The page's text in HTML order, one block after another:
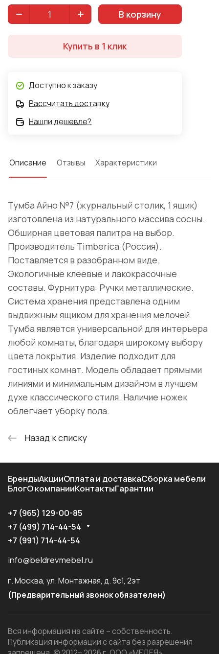
В корзину
Купить в 1 клик
Доступно к заказу
Рассчитать доставку
Нашли дешевле?
Описание Отзывы Характеристики
Тумба Айно №7 (журнальный столик, 1 ящик)
изготовлена из натурального массива сосны.
Обширная цветовая палитра на выбор.
Производитель Timberica (Россия).
Поставляется в разобранном виде.
Экологичные клеевые и лакокрасочные
составы. Фурнитура: Ручки металлические.
Система хранения представлена одним
выдвижным ящиком для хранения мелочей.
Тумба является универсальной для интерьера
любой комнаты, благодаря широкому выбору
цвета покрытия. Изделие подходит для
гостиных комнат. Модель обладает прямыми
линиями и минимальным дизайном в лучшем
духе классического стиля. Наличие ножек
облегчает уборку пола.
Назад к списку
БрендыАкцииОплата и доставкаСборка мебели
БлогО компанииКонтактыГарантии
+7 (965) 129-00-85
+7 (499) 714-44-54
+7 (991) 714-44-54
info@beldrevmebel.ru
г. Москва, ул. Монтажная, д. 9с1, 2эт
(Предварительный звонок обязателен)
Вся информация на сайте – собственность.
Публикация информации с сайта без разрешения